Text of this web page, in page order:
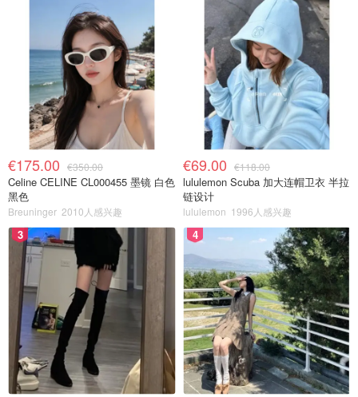
€175.00 €350.00
Celine CELINE CL000455 墨镜 白色
黑色
Breuninger 2010人感兴趣
€69.00 €118.00
lululemon Scuba 加大连帽卫衣 半拉
链设计
lululemon 1996人感兴趣
3 4